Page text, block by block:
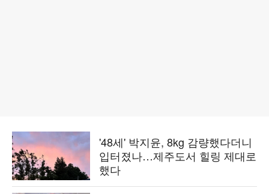
'48세' 박지윤, 8kg 감량했다더니
입터졌나…제주도서 힐링 제대로
했다